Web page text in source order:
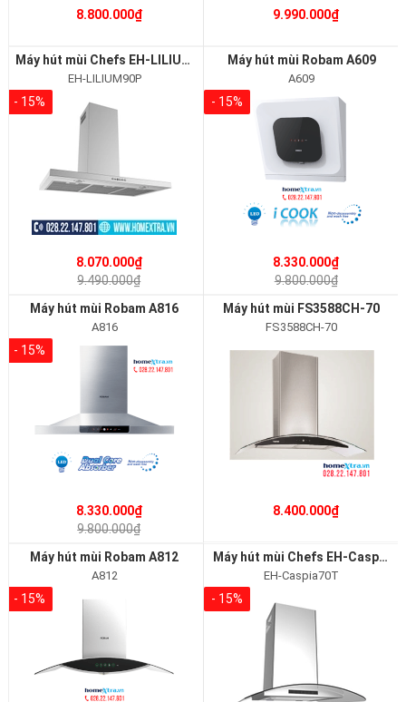
8.800.000₫ 9.990.000₫
Máy hút mùi Chefs EH-LILIUM90P
EH-LILIUM90P
- 15%
8.070.000₫
9.490.000₫
Máy hút mùi Robam A609
A609
- 15%
8.330.000₫
9.800.000₫
Máy hút mùi Robam A816
A816
- 15%
8.330.000₫
9.800.000₫
Máy hút mùi FS3588CH-70
FS3588CH-70
8.400.000₫
Máy hút mùi Robam A812
A812
- 15%
Máy hút mùi Chefs EH-Caspia70T
EH-Caspia70T
- 15%